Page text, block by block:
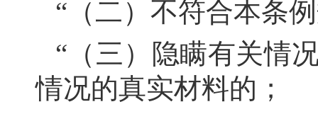
“（二）不符合本条
“（三）隐瞒有关情
情况的真实材料的；